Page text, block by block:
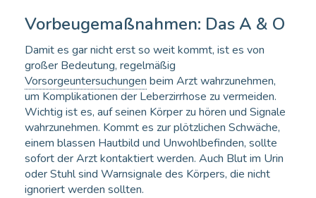
Vorbeugemaßnahmen: Das A & O
Damit es gar nicht erst so weit kommt, ist es von
großer Bedeutung, regelmäßig
Vorsorgeuntersuchungen beim Arzt wahrzunehmen,
um Komplikationen der Leberzirrhose zu vermeiden.
Wichtig ist es, auf seinen Körper zu hören und Signale
wahrzunehmen. Kommt es zur plötzlichen Schwäche,
einem blassen Hautbild und Unwohlbefinden, sollte
sofort der Arzt kontaktiert werden. Auch Blut im Urin
oder Stuhl sind Warnsignale des Körpers, die nicht
ignoriert werden sollten.